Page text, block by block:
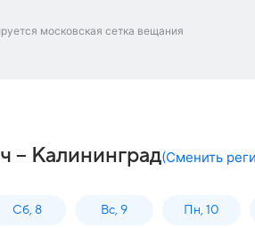
московская сетка вещания
– Калининград(Сменить
Сб, 8 Вс, 9 Пн, 10